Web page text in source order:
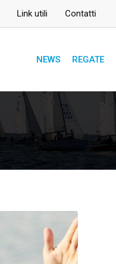
Link utili Contatti
NEWS REGATE